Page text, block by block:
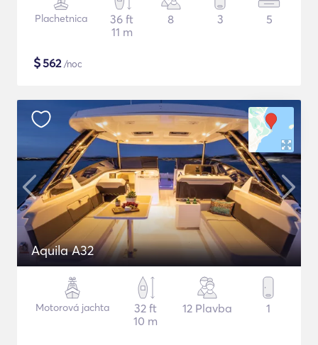
Plachetnica
36 ft
11 m
8 3 5
$562/noc
Aquila A32
Motorová jachta
32 ft
10 m
12 Plavba 1